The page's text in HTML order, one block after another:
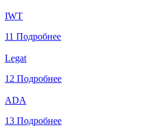
IWT
11 Подробнее
Legat
12 Подробнее
ADA
13 Подробнее